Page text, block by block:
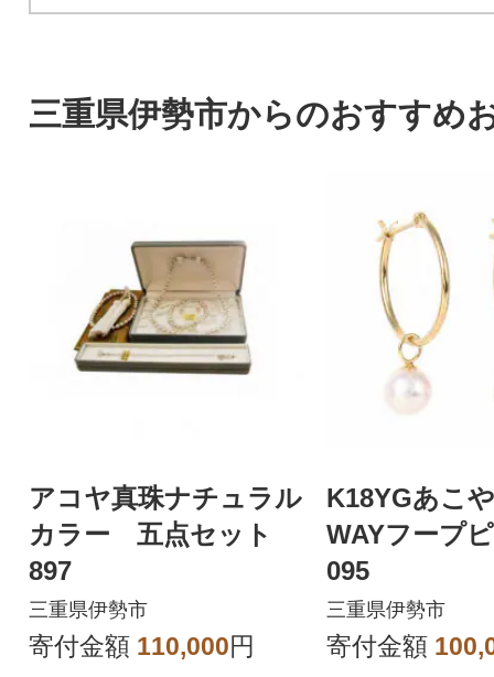
三重県伊勢市からのおすすめ
アコヤ真珠ナチュラル
カラー 五点セット
897
三重県伊勢市
寄付金額 110,000円
K18YGあこ
WAYフープ
095
三重県伊勢市
寄付金額